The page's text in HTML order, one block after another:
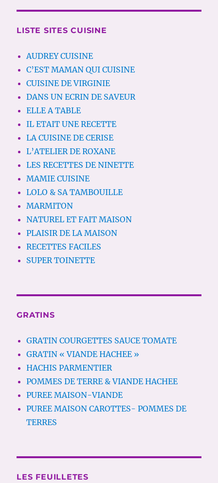
LISTE SITES CUISINE
AUDREY CUISINE
C’EST MAMAN QUI CUISINE
CUISINE DE VIRGINIE
DANS UN ECRIN DE SAVEUR
ELLE A TABLE
IL ETAIT UNE RECETTE
LA CUISINE DE CERISE
L’ATELIER DE ROXANE
LES RECETTES DE NINETTE
MAMIE CUISINE
LOLO & SA TAMBOUILLE
MARMITON
NATUREL ET FAIT MAISON
PLAISIR DE LA MAISON
RECETTES FACILES
SUPER TOINETTE
GRATINS
GRATIN COURGETTES SAUCE TOMATE
GRATIN « VIANDE HACHEE »
HACHIS PARMENTIER
POMMES DE TERRE & VIANDE HACHEE
PUREE MAISON-VIANDE
PUREE MAISON CAROTTES- POMMES DE
TERRES
LES FEUILLETES